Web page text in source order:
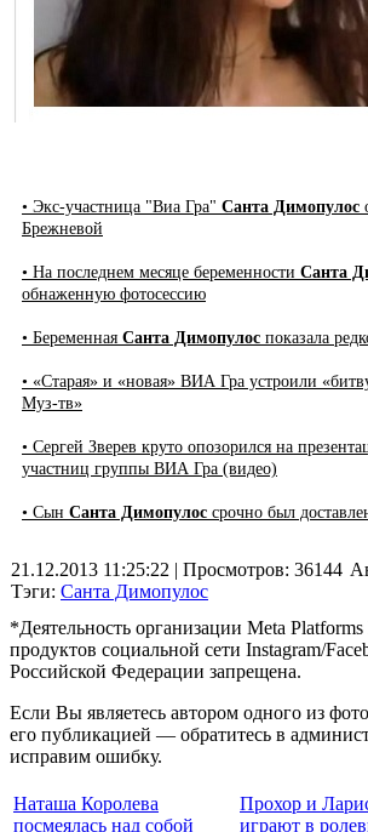
• Экс-участница "Виа Гра" Санта Димопулос
Брежневой
• На последнем месяце беременности Санта
обнаженную фотосессию
• Беременная Санта Димопулос показала
• «Старая» и «новая» ВИА Гра устроили
Муз-тв»
• Сергей Зверев круто опозорился на
участниц группы ВИА Гра (видео)
• Сын Санта Димопулос срочно был
21.12.2013 11:25:22 | Просмотров: 36144
Тэги: Санта Димопулос
*Деятельность организации Meta
продуктов социальной сети Instagram/
Российской Федерации запрещена.
Если Вы являетесь автором одного из
его публикацией — обратитесь в
исправим ошибку.
Наташа Королева
посмеялась над собой
Прохор и
играют в